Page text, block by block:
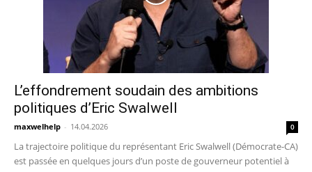
L’effondrement soudain des ambitions
politiques d’Eric Swalwell
maxwelhelp - 14.04.2026 0
La trajectoire politique du représentant Eric Swalwell (Démocrate-CA)
est passée en quelques jours d’un poste de gouverneur potentiel à